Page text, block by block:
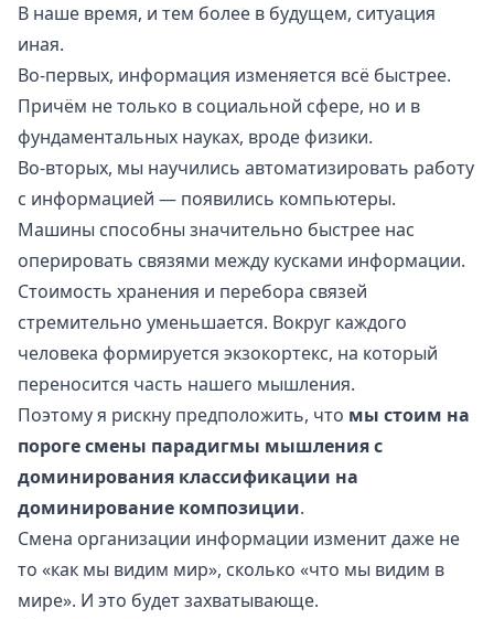
В наше время, и тем более в будущем, ситуация
иная.
Во-первых, информация изменяется всё быстрее.
Причём не только в социальной сфере, но и в
фундаментальных науках, вроде физики.
Во-вторых, мы научились автоматизировать работу
с информацией — появились компьютеры.
Машины способны значительно быстрее нас
оперировать связями между кусками информации.
Стоимость хранения и перебора связей
стремительно уменьшается. Вокруг каждого
человека формируется экзокортекс, на который
переносится часть нашего мышления.
Поэтому я рискну предположить, что мы стоим на
пороге смены парадигмы мышления с
доминирования классификации на
доминирование композиции.
Смена организации информации изменит даже не
то «как мы видим мир», сколько «что мы видим в
мире». И это будет захватывающе.